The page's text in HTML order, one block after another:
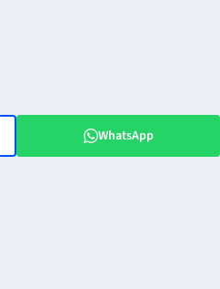
WhatsApp